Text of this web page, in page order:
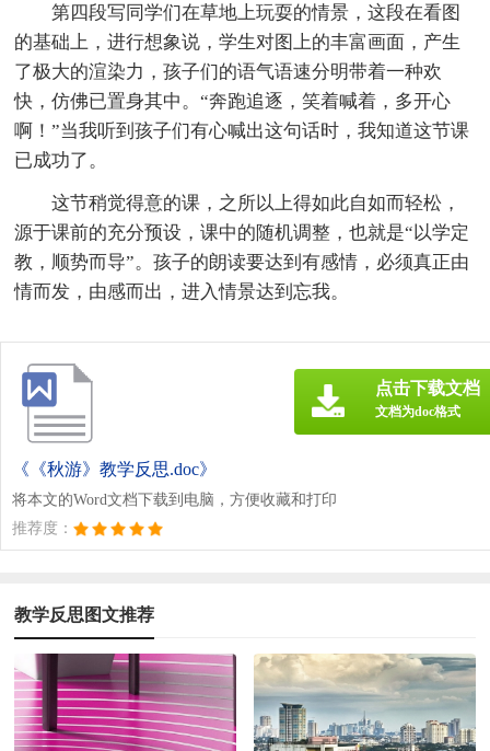
第四段写同学们在草地上玩耍的情景，这段在看图
的基础上，进行想象说，学生对图上的丰富画面，产生
了极大的渲染力，孩子们的语气语速分明带着一种欢
快，仿佛已置身其中。“奔跑追逐，笑着喊着，多开心
啊！”当我听到孩子们有心喊出这句话时，我知道这节课
已成功了。
这节稍觉得意的课，之所以上得如此自如而轻松，
源于课前的充分预设，课中的随机调整，也就是“以学定
教，顺势而导”。孩子的朗读要达到有感情，必须真正由
情而发，由感而出，进入情景达到忘我。
《《秋游》教学反思.doc》
将本文的Word文档下载到电脑，方便收藏和打印
推荐度：
点击下载文档
文档为doc格式
教学反思图文推荐